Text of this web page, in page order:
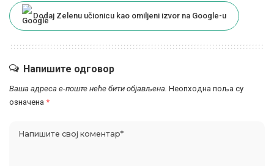
Dodaj Zelenu učionicu kao omiljeni izvor na Google-u
Напишите одговор
Ваша адреса е-поште неће бити објављена. Неопходна поља су
означена *